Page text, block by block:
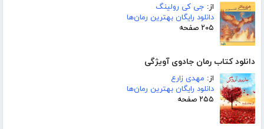
از: جی کی رولینگ
دانلود رایگان بهترین رمان‌ها
۲۰۵ صفحه
دانلود کتاب رمان جادوی آویژگی
از: مهدی زارع
دانلود رایگان بهترین رمان‌ها
۲۵۵ صفحه